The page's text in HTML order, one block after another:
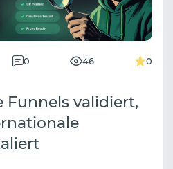
0 46 0
Funnels validiert,